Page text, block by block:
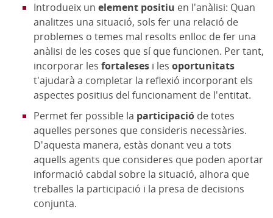
Introdueix un element positiu en l'anàlisi: Quan
analitzes una situació, sols fer una relació de
problemes o temes mal resolts enlloc de fer una
anàlisi de les coses que sí que funcionen. Per tant,
incorporar les fortaleses i les oportunitats
t'ajudarà a completar la reflexió incorporant els
aspectes positius del funcionament de l'entitat.
Permet fer possible la participació de totes
aquelles persones que consideris necessàries.
D'aquesta manera, estàs donant veu a tots
aquells agents que consideres que poden aportar
informació cabdal sobre la situació, alhora que
treballes la participació i la presa de decisions
conjunta.